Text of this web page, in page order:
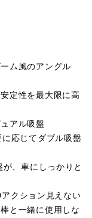
ム風のアングル
定性を最大限に高
アル吸盤
応じてダブル吸盤
、車にしっかりと
クション見えない
と一緒に使用しな